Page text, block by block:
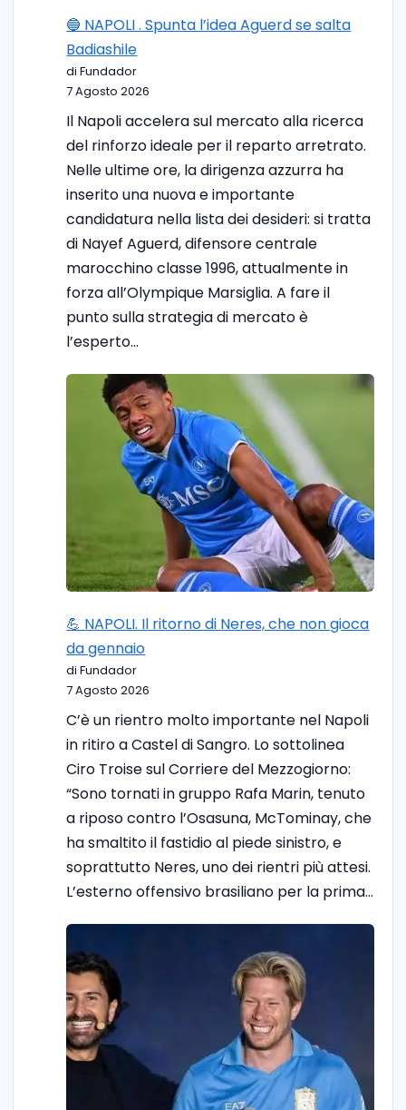
🔵 NAPOLI . Spunta l’idea Aguerd se salta
Badiashile
di Fundador
7 Agosto 2026
Il Napoli accelera sul mercato alla ricerca
del rinforzo ideale per il reparto arretrato.
Nelle ultime ore, la dirigenza azzurra ha
inserito una nuova e importante
candidatura nella lista dei desideri: si tratta
di Nayef Aguerd, difensore centrale
marocchino classe 1996, attualmente in
forza all’Olympique Marsiglia. A fare il
punto sulla strategia di mercato è
l’esperto…
💪 NAPOLI. Il ritorno di Neres, che non gioca
da gennaio
di Fundador
7 Agosto 2026
C’è un rientro molto importante nel Napoli
in ritiro a Castel di Sangro. Lo sottolinea
Ciro Troise sul Corriere del Mezzogiorno:
“Sono tornati in gruppo Rafa Marin, tenuto
a riposo contro l’Osasuna, McTominay, che
ha smaltito il fastidio al piede sinistro, e
soprattutto Neres, uno dei rientri più attesi.
L’esterno offensivo brasiliano per la prima…